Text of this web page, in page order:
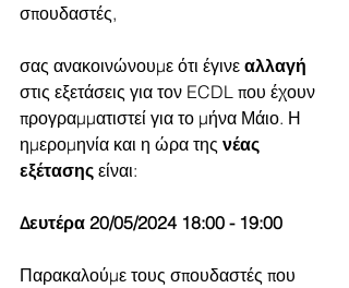
σπουδαστές,
σας ανακοινώνουμε ότι έγινε αλλαγή
στις εξετάσεις για τον ECDL που έχουν
προγραμματιστεί για το μήνα Μάιο. Η
ημερομηνία και η ώρα της νέας
εξέτασης είναι:
Δευτέρα 20/05/2024 18:00 - 19:00
Παρακαλούμε τους σπουδαστές που